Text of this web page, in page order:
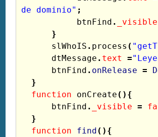
de dominio" ;
btnFind . _visible
}
slWhoIS . process (
dtMessage . text =
btnFind . onRelease =
}
function
onCreate (){
btnFind . _visible =
}
function
find (){